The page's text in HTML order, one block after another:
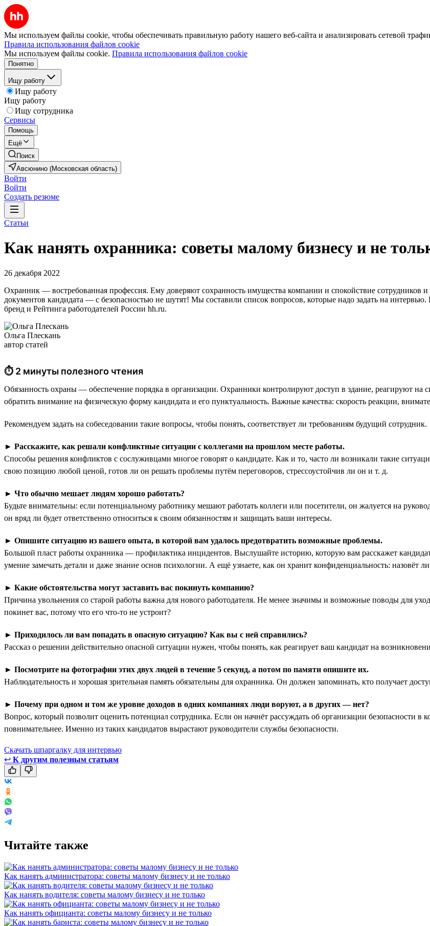
Мы используем файлы cookie, чтобы обеспечивать правильную работу нашего веб-сайта и анализировать сетевой
Правила использования файлов cookie
Мы используем файлы cookie. Правила использования файлов cookie
Понятно
Ищу работу
Ищу работу
Ищу работу
Ищу сотрудника
Сервисы
Помощь
Ещё
Поиск
Авсюнино (Московская область)
Войти
Войти
Создать резюме
Статьи
Как нанять охранника: советы малому бизнесу и не
26 декабря 2022
Охранник — востребованная профессия. Ему доверяют сохранность имущества компании и спокойствие сотрудников
документов кандидата — с безопасностью не шутят! Мы составили список вопросов, которые надо задать на
бренд и Рейтинга работодателей России hh.ru.
Ольга Плескань
автор статей
⏱ 2 минуты полезного чтения
Обязанность охраны — обеспечение порядка в организации. Охранники контролируют доступ в здание, реагируют
обратить внимание на физическую форму кандидата и его пунктуальность. Важные качества: скорость реакции,
Рекомендуем задать на собеседовании такие вопросы, чтобы понять, соответствует ли требованиям будущий сотрудник.
► Расскажите, как решали конфликтные ситуации с коллегами на прошлом месте работы.
Способы решения конфликтов с сослуживцами многое говорят о кандидате. Как и то, часто ли возникали такие
свою позицию любой ценой, готов ли он решать проблемы путём переговоров, стрессоустойчив ли он и т. д.
► Что обычно мешает людям хорошо работать?
Будьте внимательны: если потенциальному работнику мешают работать коллеги или посетители, он жалуется на
он вряд ли будет ответственно относиться к своим обязанностям и защищать ваши интересы.
► Опишите ситуацию из вашего опыта, в которой вам удалось предотвратить возможные проблемы.
Большой пласт работы охранника — профилактика инцидентов. Выслушайте историю, которую вам расскажет
умение замечать детали и даже знание основ психологии. А ещё узнаете, как он хранит конфиденциальность: назовёт
► Какие обстоятельства могут заставить вас покинуть компанию?
Причина увольнения со старой работы важна для нового работодателя. Не менее значимы и возможные поводы для
покинет вас, потому что его что-то не устроит?
► Приходилось ли вам попадать в опасную ситуацию? Как вы с ней справились?
Рассказ о решении действительно опасной ситуации нужен, чтобы понять, как реагирует ваш кандидат на
► Посмотрите на фотографии этих двух людей в течение 5 секунд, а потом по памяти опишите их.
Наблюдательность и хорошая зрительная память обязательны для охранника. Он должен запоминать, кто получает
► Почему при одном и том же уровне доходов в одних компаниях люди воруют, а в других — нет?
Вопрос, который позволит оценить потенциал сотрудника. Если он начнёт рассуждать об организации безопасности в
повнимательнее. Именно из таких кандидатов вырастают руководители службы безопасности.
Скачать шпаргалку для интервью
↩ К другим полезным статьям
Читайте также
Как нанять администратора: советы малому бизнесу и не только
Как нанять водителя: советы малому бизнесу и не только
Как нанять официанта: советы малому бизнесу и не только